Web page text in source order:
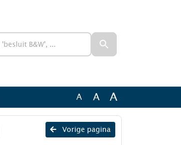
A A A
Vorige pagina